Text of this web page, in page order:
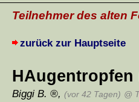
Teilnehmer des alten
zurück zur Hauptseite
HAugentropfen
Biggi B. , (vor 42 Tagen) @